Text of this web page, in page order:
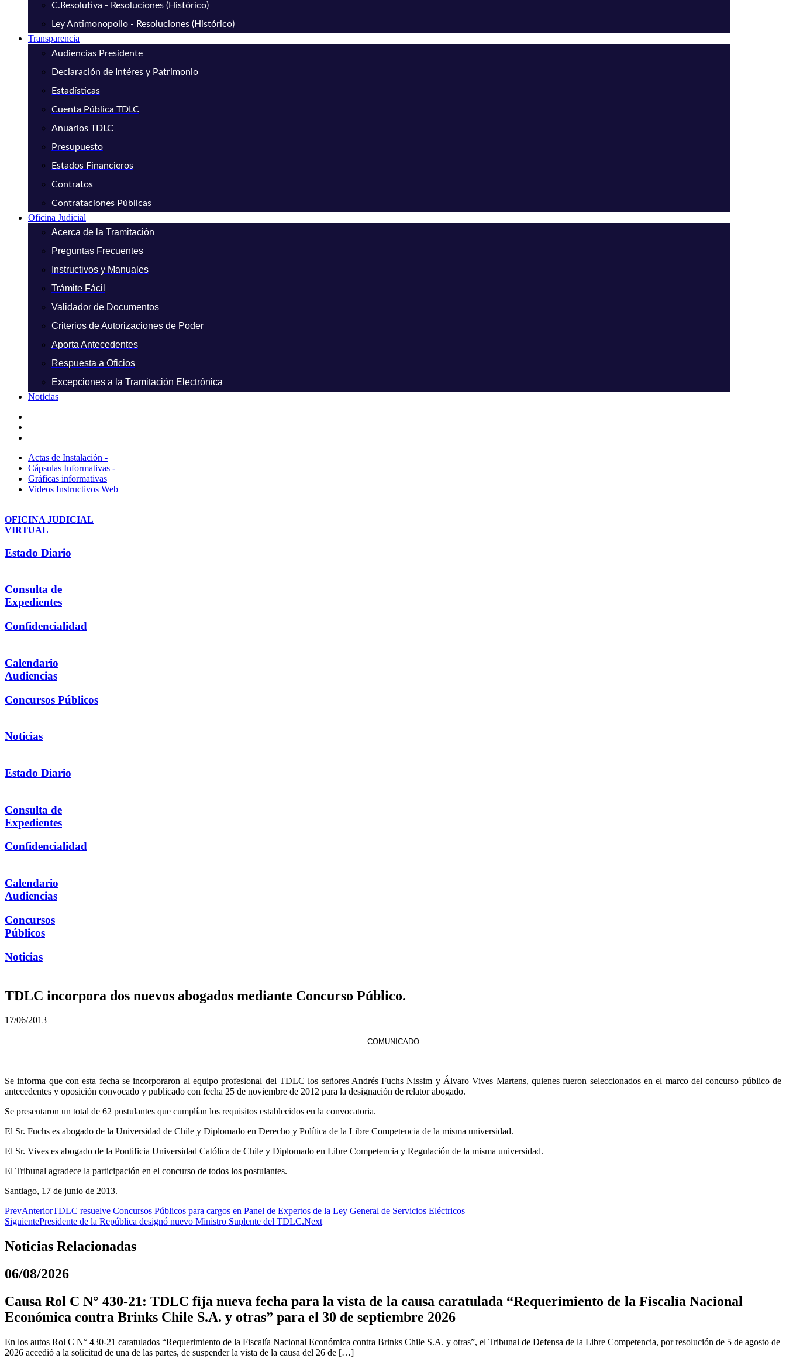
C.Resolutiva - Resoluciones (Histórico)
Ley Antimonopolio - Resoluciones (Histórico)
Transparencia
Audiencias Presidente
Declaración de Intéres y Patrimonio
Estadísticas
Cuenta Pública TDLC
Anuarios TDLC
Presupuesto
Estados Financieros
Contratos
Contrataciones Públicas
Oficina Judicial
Acerca de la Tramitación
Preguntas Frecuentes
Instructivos y Manuales
Trámite Fácil
Validador de Documentos
Criterios de Autorizaciones de Poder
Aporta Antecedentes
Respuesta a Oficios
Excepciones a la Tramitación Electrónica
Noticias
Actas de Instalación -
Cápsulas Informativas -
Gráficas informativas
Videos Instructivos Web
OFICINA JUDICIAL
VIRTUAL
Estado Diario
Consulta de
Expedientes
Confidencialidad
Calendario
Audiencias
Concursos Públicos
Noticias
Estado Diario
Consulta de
Expedientes
Confidencialidad
Calendario
Audiencias
Concursos
Públicos
Noticias
TDLC incorpora dos nuevos abogados mediante Concurso Público.
17/06/2013
COMUNICADO
Se informa que con esta fecha se incorporaron al equipo profesional del TDLC los señores Andrés Fuchs Nissim y Álvaro Vives Martens, quienes fueron seleccionados en el marco del concurso público de
antecedentes y oposición convocado y publicado con fecha 25 de noviembre de 2012 para la designación de relator abogado.
Se presentaron un total de 62 postulantes que cumplían los requisitos establecidos en la convocatoria.
El Sr. Fuchs es abogado de la Universidad de Chile y Diplomado en Derecho y Política de la Libre Competencia de la misma universidad.
El Sr. Vives es abogado de la Pontificia Universidad Católica de Chile y Diplomado en Libre Competencia y Regulación de la misma universidad.
El Tribunal agradece la participación en el concurso de todos los postulantes.
Santiago, 17 de junio de 2013.
PrevAnteriorTDLC resuelve Concursos Públicos para cargos en Panel de Expertos de la Ley General de Servicios Eléctricos
SiguientePresidente de la República designó nuevo Ministro Suplente del TDLC.Next
Noticias Relacionadas
06/08/2026
Causa Rol C N° 430-21: TDLC fija nueva fecha para la vista de la causa caratulada “Requerimiento de la Fiscalía Nacional
Económica contra Brinks Chile S.A. y otras” para el 30 de septiembre 2026
En los autos Rol C N° 430-21 caratulados “Requerimiento de la Fiscalía Nacional Económica contra Brinks Chile S.A. y otras”, el Tribunal de Defensa de la Libre Competencia, por resolución de 5 de agosto de
2026 accedió a la solicitud de una de las partes, de suspender la vista de la causa del 26 de […]